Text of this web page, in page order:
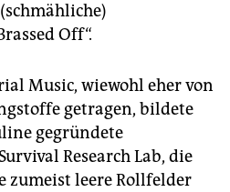
Off“.
Music, wiewohl eher von
getragen, bildete
gegründete
Research Lab, die
zumeist leere Rollfelder